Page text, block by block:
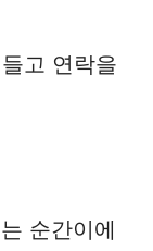
고 연락을
순간이에